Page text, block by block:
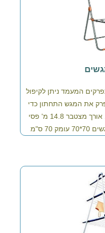
מתפרקים המעמד ניתן לקיפול
את המגש התחתון כדי
להשיג גובה עבור כביסה ארוכה. אורך מצטבר 14.8 מ' פסי